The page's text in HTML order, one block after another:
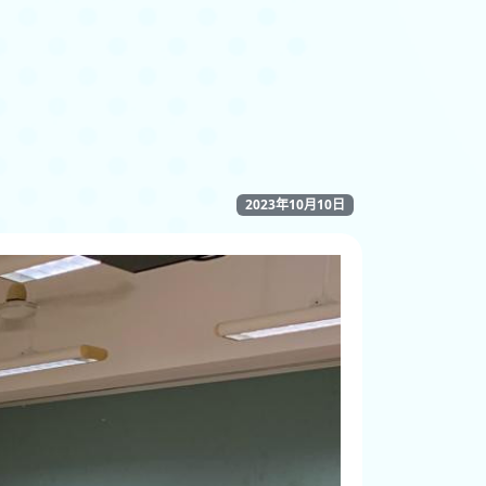
2023年10月10日